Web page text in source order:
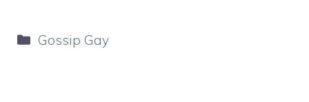
Categorie
Gossip Gay